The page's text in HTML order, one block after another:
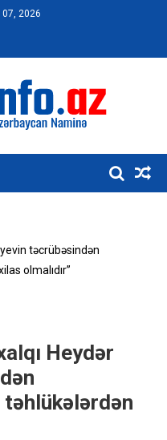
2026
təcrübəsindən
olmalıdır”
Heydər